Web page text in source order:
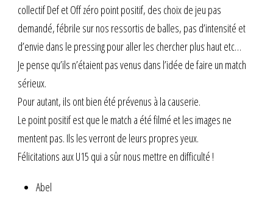
collectif Def et Off zéro point positif, des choix de jeu pas
demandé, fébrile sur nos ressortis de balles, pas d’intensité et
d’envie dans le pressing pour aller les chercher plus haut etc…
Je pense qu’ils n’étaient pas venus dans l’idée de faire un match
sérieux.
Pour autant, ils ont bien été prévenus à la causerie.
Le point positif est que le match a été filmé et les images ne
mentent pas. Ils les verront de leurs propres yeux.
Félicitations aux U15 qui a sûr nous mettre en difficulté !
Abel